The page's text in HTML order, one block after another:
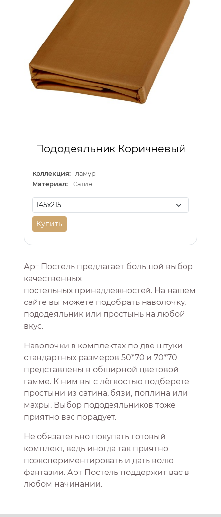
Пододеяльник Коричневый
Коллекция: Гламур
Материал:
Сатин
Купить
Арт Постель предлагает большой выбор
качественных
постельных принадлежностей. На нашем
сайте вы можете подобрать наволочку,
пододеяльник или простынь на любой
вкус.
Наволочки в комплектах по две штуки
стандартных размеров 50*70 и 70*70
представлены в обширной цветовой
гамме. К ним вы с лёгкостью подберете
простыни из сатина, бязи, поплина или
махры. Выбор пододеяльников тоже
приятно вас порадует.
Не обязательно покупать готовый
комплект, ведь иногда так приятно
поэкспериментировать и дать волю
фантазии. Арт Постель поддержит вас в
любом начинании.